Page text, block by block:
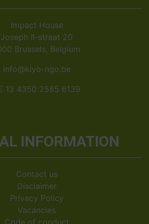
Impact House
Joseph II-straat 20
Brussels, Belgium
info@kiyo-ngo.be
13 4350 2585 6139
INFORMATION
Contact us
Disclaimer
Privacy Policy
Vacancies
Code of conduct